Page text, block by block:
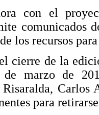
con el
comunicados
los recursos
cierre de la
de marzo de
Risaralda, Carlos
para